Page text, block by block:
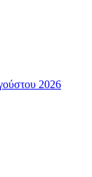
2026